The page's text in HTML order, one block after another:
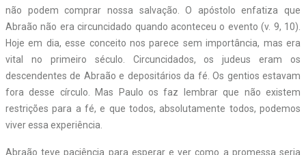
não podem comprar nossa salvação. O apóstolo enfatiza que
Abraão não era circuncidado quando aconteceu o evento (v. 9, 10).
Hoje em dia, esse conceito nos parece sem importância, mas era
vital no primeiro século. Circuncidados, os judeus eram os
descendentes de Abraão e depositários da fé. Os gentios estavam
fora desse círculo. Mas Paulo os faz lembrar que não existem
restrições para a fé, e que todos, absolutamente todos, podemos
viver essa experiência.
Abraão teve paciência para esperar e ver como a promessa seria